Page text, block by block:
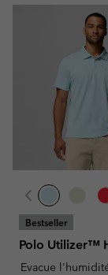
Bestseller
Polo Utilizer™
Evacue